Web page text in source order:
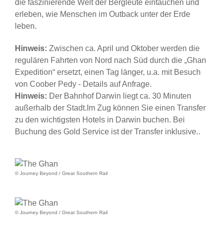
die faszinierende Welt der Bergleute eintauchen und
erleben, wie Menschen im Outback unter der Erde
leben.
Hinweis: Zwischen ca. April und Oktober werden die
regulären Fahrten von Nord nach Süd durch die „Ghan
Expedition“ ersetzt, einen Tag länger, u.a. mit Besuch
von Coober Pedy - Details auf Anfrage.
Hinweis: Der Bahnhof Darwin liegt ca. 30 Minuten
außerhalb der Stadt.Im Zug können Sie einen Transfer
zu den wichtigsten Hotels in Darwin buchen. Bei
Buchung des Gold Service ist der Transfer inklusive..
© Journey Beyond / Great Southern Rail
© Journey Beyond / Great Southern Rail